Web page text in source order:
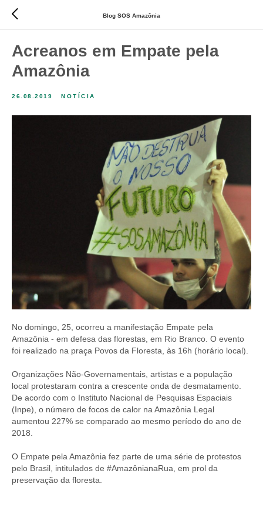
Blog SOS Amazônia
Acreanos em Empate pela
Amazônia
26.08.2019 NOTÍCIA
No domingo, 25, ocorreu a manifestação Empate pela
Amazônia - em defesa das florestas, em Rio Branco. O evento
foi realizado na praça Povos da Floresta, às 16h (horário local).
Organizações Não-Governamentais, artistas e a população
local protestaram contra a crescente onda de desmatamento.
De acordo com o Instituto Nacional de Pesquisas Espaciais
(Inpe), o número de focos de calor na Amazônia Legal
aumentou 227% se comparado ao mesmo período do ano de
2018.
O Empate pela Amazônia fez parte de uma série de protestos
pelo Brasil, intitulados de #AmazônianaRua, em prol da
preservação da floresta.